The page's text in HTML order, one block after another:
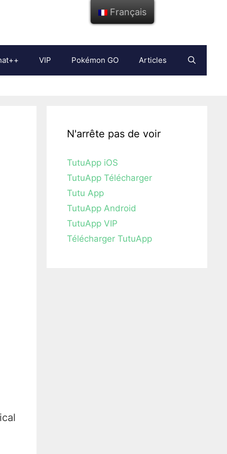
VIP Pokémon GO Articles
N'arrête pas de voir
TutuApp iOS
TutuApp Télécharger
Tutu App
TutuApp Android
TutuApp VIP
Télécharger TutuApp
Français